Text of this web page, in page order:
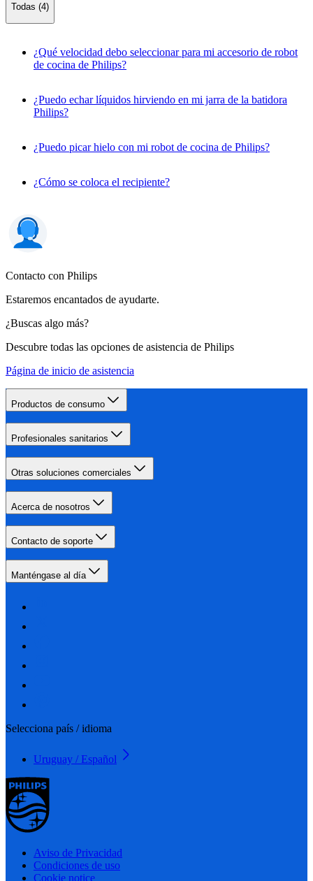
Todas (4)
¿Qué velocidad debo seleccionar para mi accesorio de robot
de cocina de Philips?
¿Puedo echar líquidos hirviendo en mi jarra de la batidora
Philips?
¿Puedo picar hielo con mi robot de cocina de Philips?
¿Cómo se coloca el recipiente?
Contacto con Philips
Estaremos encantados de ayudarte.
¿Buscas algo más?
Descubre todas las opciones de asistencia de Philips
Página de inicio de asistencia
Productos de consumo
Profesionales sanitarios
Otras soluciones comerciales
Acerca de nosotros
Contacto de soporte
Manténgase al día
Selecciona país / idioma
Uruguay / Español
Aviso de Privacidad
Condiciones de uso
Cookie notice